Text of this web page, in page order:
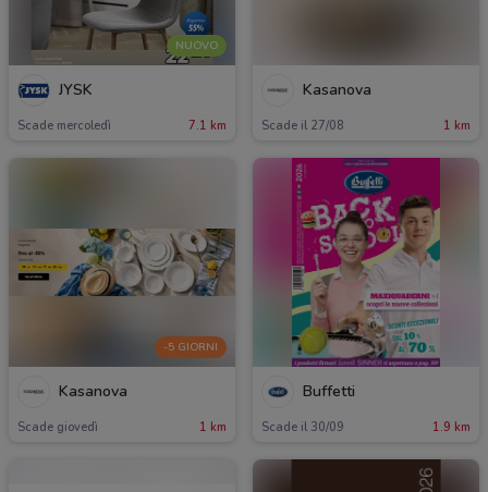
NUOVO
JYSK
Scade mercoledì 7.1 km
Kasanova
Scade il 27/08 1 km
-5 GIORNI
Kasanova
Scade giovedì 1 km
Buffetti
Scade il 30/09 1.9 km